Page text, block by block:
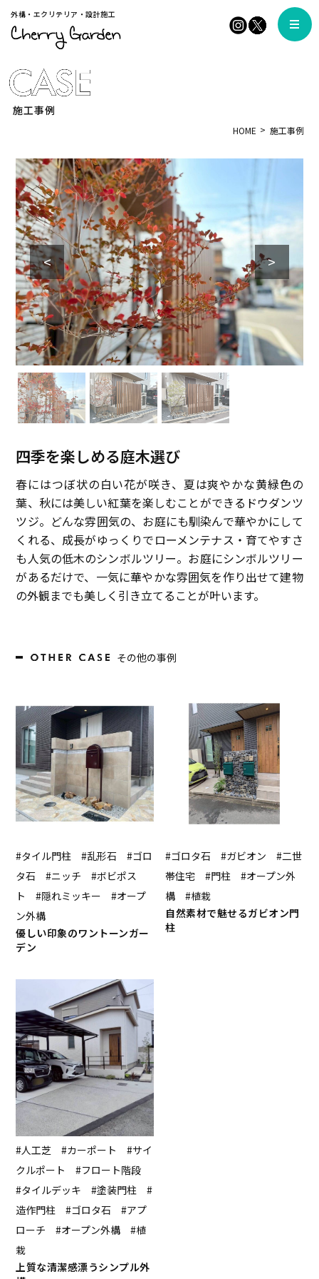
外構・エクリテリア・設計施工
施工事例
HOME 施工事例
< >
四季を楽しめる庭木選び
春にはつぼ状の白い花が咲き、夏は爽やかな黄緑色の
葉、秋には美しい紅葉を楽しむことができるドウダンツ
ツジ。どんな雰囲気の、お庭にも馴染んで華やかにして
くれる、成長がゆっくりでローメンテナス・育てやすさ
も人気の低木のシンボルツリー。お庭にシンボルツリー
があるだけで、一気に華やかな雰囲気を作り出せて建物
の外観までも美しく引き立てることが叶います。
その他の事例
#タイル門柱 #乱形石 #ゴロ
タ石 #ニッチ #ボビポス
ト #隠れミッキー #オープ
ン外構
優しい印象のワントーンガー
デン
#ゴロタ石 #ガビオン #二世
帯住宅 #門柱 #オープン外
構 #植栽
自然素材で魅せるガビオン門
柱
#人工芝 #カーポート #サイ
クルポート #フロート階段
#タイルデッキ #塗装門柱 #
造作門柱 #ゴロタ石 #アプ
ローチ #オープン外構 #植
栽
上質な清潔感漂うシンプル外